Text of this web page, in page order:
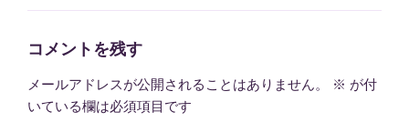
コメントを残す
メールアドレスが公開されることはありません。 ※ が付
いている欄は必須項目です